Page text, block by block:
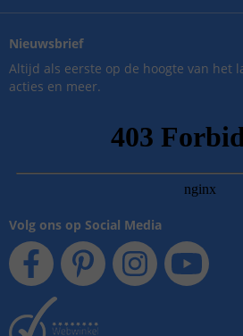
Nieuwsbrief
Altijd als eerste op de hoogte van het
acties en meer.
Volg ons op Social Media